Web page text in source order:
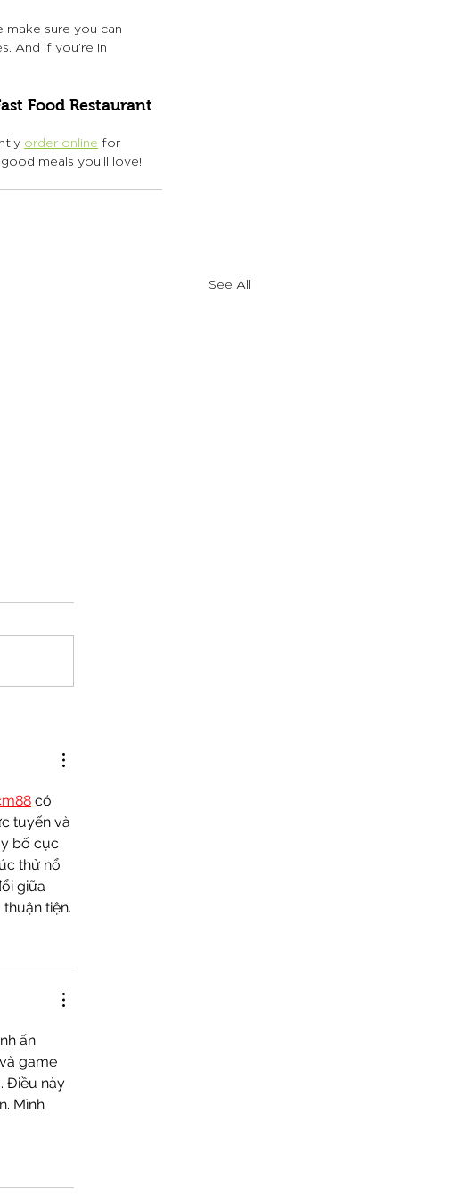
make sure you can
And if you’re in
Food Restaurant
order online for
meals you’ll love!
See All
Mediterranean Flavors in
Orange County
có
tuyến và
bố cục
thử nổ
giữa
tiện.
ấn
game
Điều này
Mình